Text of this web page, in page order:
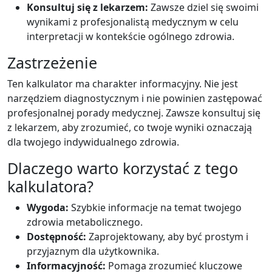
Konsultuj się z lekarzem: Zawsze dziel się swoimi
wynikami z profesjonalistą medycznym w celu
interpretacji w kontekście ogólnego zdrowia.
Zastrzeżenie
Ten kalkulator ma charakter informacyjny. Nie jest
narzędziem diagnostycznym i nie powinien zastępować
profesjonalnej porady medycznej. Zawsze konsultuj się
z lekarzem, aby zrozumieć, co twoje wyniki oznaczają
dla twojego indywidualnego zdrowia.
Dlaczego warto korzystać z tego
kalkulatora?
Wygoda: Szybkie informacje na temat twojego
zdrowia metabolicznego.
Dostępność: Zaprojektowany, aby być prostym i
przyjaznym dla użytkownika.
Informacyjność: Pomaga zrozumieć kluczowe